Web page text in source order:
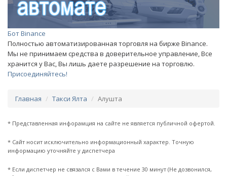
Бот Binance
Полностью автоматизированная торговля на бирже Binance.
Мы не принимаем средства в доверительное управление, Все
хранится у Вас, Вы лишь даете разрешение на торговлю.
Присоединяйтесь!
Главная Такси Ялта Алушта
* Представленная инфорамция на сайте не является публичной офертой.
* Сайт носит исключительно информационный характер. Точную
информацию уточняйте у диспетчера
* Если диспетчер не связался с Вами в течение 30 минут (Не дозвонился,